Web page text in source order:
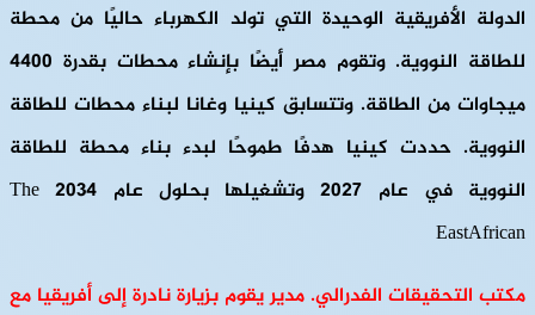
الدولة الأفريقية الوحيدة التي تولد الكهرباء حاليًا من محطة
للطاقة النووية. وتقوم مصر أيضًا بإنشاء محطات بقدرة 4400
ميجاوات من الطاقة. وتتسابق كينيا وغانا لبناء محطات للطاقة
النووية. حددت كينيا هدفًا طموحًا لبدء بناء محطة للطاقة
النووية في عام 2027 وتشغيلها بحلول عام 2034 The
EastAfrican
مكتب التحقيقات الفدرالي. مدير يقوم بزيارة نادرة إلى أفريقيا مع